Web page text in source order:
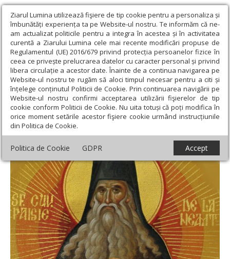
Ziarul Lumina utilizează fişiere de tip cookie pentru a personaliza și
îmbunătăți experiența ta pe Website-ul nostru. Te informăm că ne-
am actualizat politicile pentru a integra în acestea și în activitatea
curentă a Ziarului Lumina cele mai recente modificări propuse de
Regulamentul (UE) 2016/679 privind protecția persoanelor fizice în
ceea ce privește prelucrarea datelor cu caracter personal și privind
libera circulație a acestor date. Înainte de a continua navigarea pe
Website-ul nostru te rugăm să aloci timpul necesar pentru a citi și
înțelege conținutul Politicii de Cookie. Prin continuarea navigării pe
Website-ul nostru confirmi acceptarea utilizării fişierelor de tip
cookie conform Politicii de Cookie. Nu uita totuși că poți modifica în
orice moment setările acestor fişiere cookie urmând instrucțiunile
din Politica de Cookie.
Politica de Cookie GDPR Accept
Ziarul Lumina › Actualitate religioasă › An omagial › Tradiția
paisiană în Țările Române (II)
Tradiția paisiană în Țările Române (II)